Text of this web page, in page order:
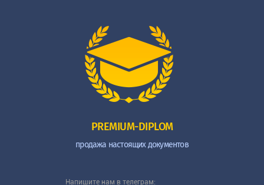
PREMIUM-DIPLOM
продажа настоящих документов
Напишите нам в телеграм: